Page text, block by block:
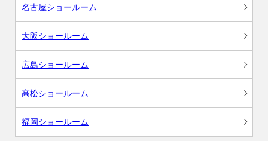
名古屋ショールーム
大阪ショールーム
広島ショールーム
高松ショールーム
福岡ショールーム